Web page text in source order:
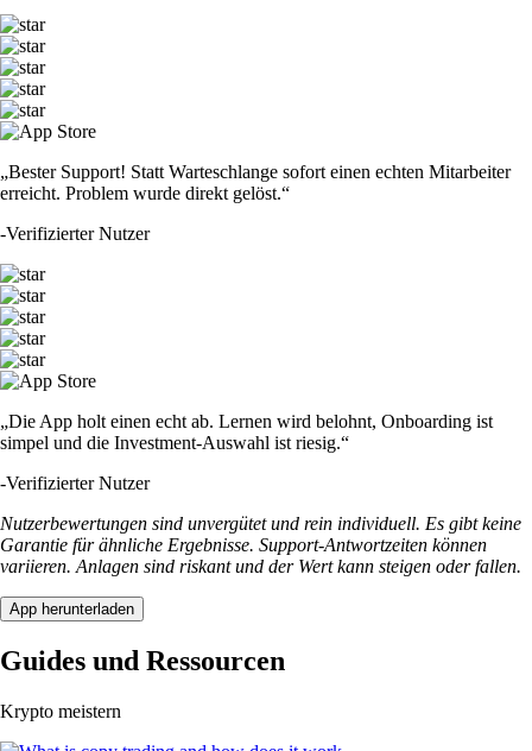
„Bester Support! Statt Warteschlange sofort einen echten Mitarbeiter
erreicht. Problem wurde direkt gelöst.“
-Verifizierter Nutzer
„Die App holt einen echt ab. Lernen wird belohnt, Onboarding ist
simpel und die Investment-Auswahl ist riesig.“
-Verifizierter Nutzer
Nutzerbewertungen sind unvergütet und rein individuell. Es gibt keine
Garantie für ähnliche Ergebnisse. Support-Antwortzeiten können
variieren. Anlagen sind riskant und der Wert kann steigen oder fallen.
App herunterladen
Guides und Ressourcen
Krypto meistern